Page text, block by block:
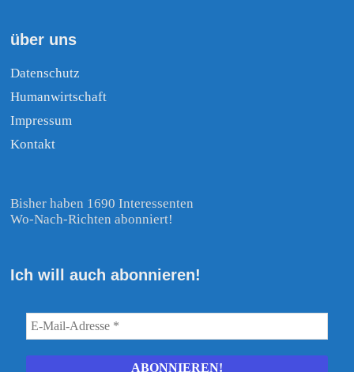
über uns
Datenschutz
Humanwirtschaft
Impressum
Kontakt
Bisher haben 1690 Interessenten
Wo-Nach-Richten abonniert!
Ich will auch abonnieren!